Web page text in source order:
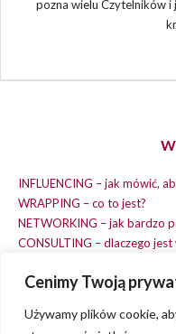
Cenimy Twoją
Używamy plików cookie,
pozna wielu Czytelników i
INFLUENCING – jak mówić,
WRAPPING – co to jest?
NETWORKING – jak bardzo
CONSULTING – dlaczego jest
EARNING – jak zarobić na